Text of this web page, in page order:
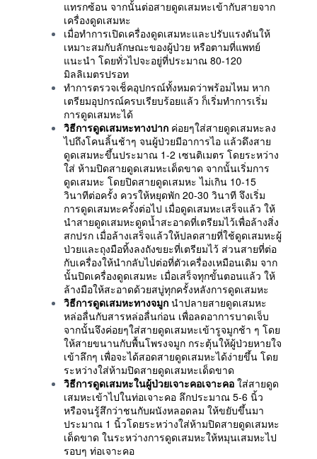
แทรกซ้อน จากนั้นต่อสายดูดเสมหะเข้ากับสายจาก
เครื่องดูดเสมหะ
เมื่อทำการเปิดเครื่องดูดเสมหะและปรับแรงดันให้
เหมาะสมกับลักษณะของผู้ป่วย หรือตามที่แพทย์
แนะนำ โดยทั่วไปจะอยู่ที่ประมาณ 80-120
มิลลิเมตรปรอท
ทำการตรวจเช็คอุปกรณ์ทั้งหมดว่าพร้อมไหม หาก
เตรียมอุปกรณ์ครบเรียบร้อยแล้ว ก็เริ่มทำการเริ่ม
การดูดเสมหะได้
วิธีการดูดเสมหะทางปาก ค่อยๆใส่สายดูดเสมหะลง
ไปถึงโคนลิ้นช้าๆ จนผู้ป่วยมีอาการไอ แล้วดึงสาย
ดูดเสมหะขึ้นประมาณ 1-2 เซนติเมตร โดยระหว่าง
ใส่ ห้ามปิดสายดูดเสมหะเด็ดขาด จากนั้นเริ่มการ
ดูดเสมหะ โดยปิดสายดูดเสมหะ ไม่เกิน 10-15
วินาทีต่อครั้ง ควรให้หยุดพัก 20-30 วินาที จึงเริ่ม
การดูดเสมหะครั้งต่อไป เมื่อดูดเสมหะเสร็จแล้ว ให้
นำสายดูดเสมหะดูดน้ำสะอาดที่เตรียมไว้เพื่อล้างสิ่ง
สกปรก เมื่อล้างเสร็จแล้วให้ปลดสายที่ใช้ดูดเสมหะผู้
ป่วยและถุงมือทิ้งลงถังขยะที่เตรียมไว้ ส่วนสายที่ต่อ
กับเครื่องให้นำกลับไปต่อที่ตัวเครื่องเหมือนเดิม จาก
นั้นปิดเครื่องดูดเสมหะ เมื่อเสร็จทุกขั้นตอนแล้ว ให้
ล้างมือให้สะอาดด้วยสบู่ทุกครั้งหลังการดูดเสมหะ
วิธีการดูดเสมหะทางจมูก นำปลายสายดูดเสมหะ
หล่อลื่นกับสารหล่อลื่นก่อน เพื่อลดอาการบาดเจ็บ
จากนั้นจึงค่อยๆใส่สายดูดเสมหะเข้ารูจมูกช้า ๆ โดย
ให้สายขนานกับพื้นโพรงจมูก กระตุ้นให้ผู้ป่วยหายใจ
เข้าลึกๆ เพื่อจะได้สอดสายดูดเสมหะได้ง่ายขึ้น โดย
ระหว่างใส่ห้ามปิดสายดูดเสมหะเด็ดขาด
วิธีการดูดเสมหะในผู้ป่วยเจาะคอเจาะคอ ใส่สายดูด
เสมหะเข้าไปในท่อเจาะคอ ลึกประมาณ 5-6 นิ้ว
หรือจนรู้สึกว่าชนกับผนังหลอดลม ให้ขยับขึ้นมา
ประมาณ 1 นิ้วโดยระหว่างใส่ห้ามปิดสายดูดเสมหะ
เด็ดขาด ในระหว่างการดูดเสมหะให้หมุนเสมหะไป
รอบๆ ท่อเจาะคอ